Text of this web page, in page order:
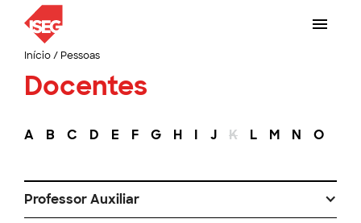
Início/ Pessoas
Docentes
A B C D E F G H I J K L M N O
Professor Auxiliar